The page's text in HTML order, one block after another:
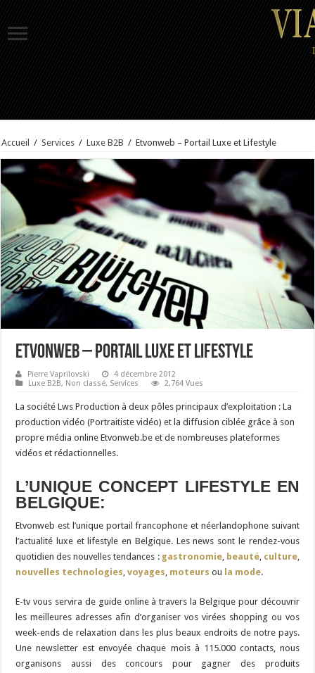
Accueil / Services / Luxe B2B / Etvonweb – Portail Luxe et Lifestyle
Etvonweb – Portail Luxe et Lifestyle
Pierre Vaprilovski
4 décembre 2012
Luxe B2B, Non classé, Services 2,764 Vues
La société Lws Production à deux pôles principaux d’exploitation : La
production vidéo (Portraitiste vidéo) et la diffusion ciblée grâce à son
propre média online Etvonweb.be et de nombreuses plateformes
vidéos et rédactionnelles.
L’UNIQUE CONCEPT LIFESTYLE EN
BELGIQUE:
Etvonweb est l’unique portail francophone et néerlandophone suivant
l’actualité luxe et lifestyle en Belgique. Les news sont le rendez-vous
quotidien des nouvelles tendances : gastronomie, beauté, culture,
nouvelles technologies,voyages, moteurs ou la mode.
E-tv vous servira de guide online à travers la Belgique pour découvrir
les meilleures adresses afin d’organiser vos virées shopping ou vos
week-ends de relaxation dans les plus beaux endroits de notre pays.
Une newsletter est envoyée chaque mois à 115.000 contacts, nous
organisons aussi des concours pour gagner des produits